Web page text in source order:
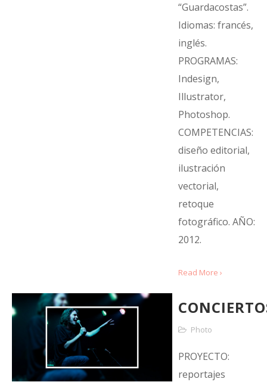
“Guardacostas”.
Idiomas: francés,
inglés.
PROGRAMAS:
Indesign,
Illustrator,
Photoshop.
COMPETENCIAS:
diseño editorial,
ilustración
vectorial,
retoque
fotográfico. AÑO:
2012.
Read More ›
Photo
PROYECTO:
reportajes